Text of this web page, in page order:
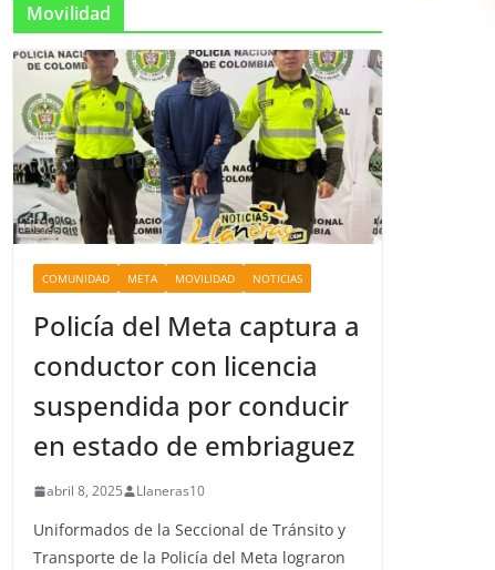
Movilidad
COMUNIDAD META MOVILIDAD NOTICIAS
Policía del Meta captura a
conductor con licencia
suspendida por conducir
en estado de embriaguez
abril 8, 2025 Llaneras10
Uniformados de la Seccional de Tránsito y
Transporte de la Policía del Meta lograron